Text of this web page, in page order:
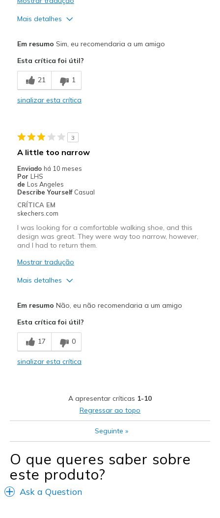
Mais detalhes
Melhores utilizações
Casual Wear
View On Shoes
Shoes are for Wearing
Em resumo Sim, eu recomendaria a um amigo
Esta crítica foi útil?
21 1
sinalizar esta crítica
3
A little too narrow
Enviado há 10 meses
Por LHS
de Los Angeles
Describe Yourself Casual
CRÍTICA EM
skechers.com
I was looking for a comfortable walking shoe, and this
design was great. They were way too narrow, however,
and I had to return them.
Mostrar tradução
Mais detalhes
Comfortable
Durable
Travel
Sizing
Feels true to size
View On Shoes
I'm Into Shoes
Em resumo Não, eu não recomendaria a um amigo
Esta crítica foi útil?
17 0
sinalizar esta crítica
A apresentar críticas 1-10
Regressar ao topo
Seguinte »
O que queres saber sobre
este produto?
Ask a Question